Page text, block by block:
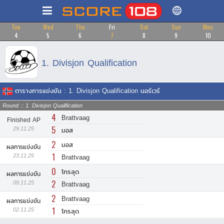
Tue
4
Wed
5
Thu
6
Fri
7
Sat
8
Sun
9
Mon
10
1. Divisjon Qualification
ตารางการแข่งขัน : 1. Divisjon Qualification นอร์เวร์
Round :: 1. Divisjon Qualification
Finished AP
29.11.25
4 Brattvaag
5 มอส
ผลการแข่งขัน
23.11.25
2 มอส
1 Brattvaag
ผลการแข่งขัน
09.11.25
0 โกรลุด
2 Brattvaag
ผลการแข่งขัน
02.11.25
2 Brattvaag
1 โกรลุด